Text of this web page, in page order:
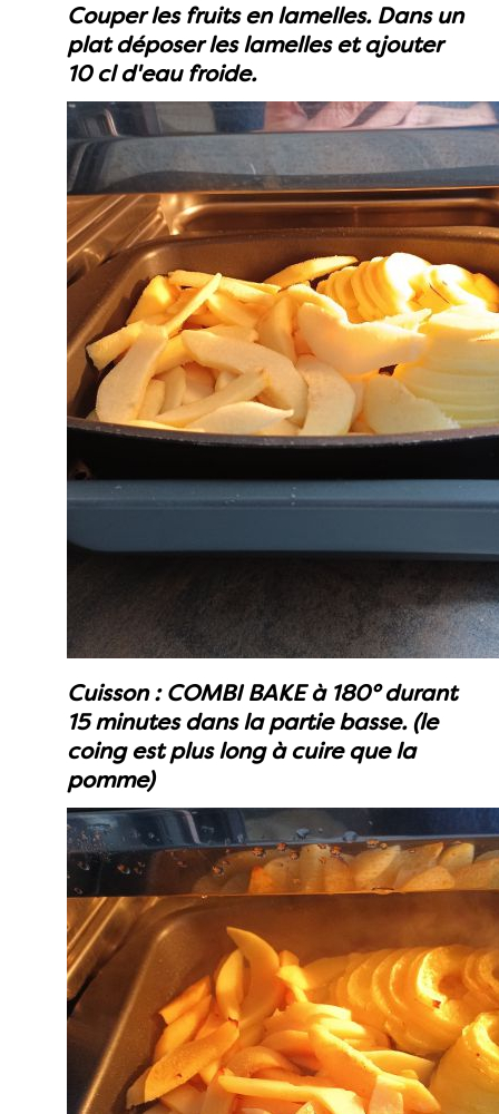
Couper les fruits en lamelles. Dans un
plat déposer les lamelles et ajouter
10 cl d'eau froide.
Cuisson : COMBI BAKE à 180° durant
15 minutes dans la partie basse. (le
coing est plus long à cuire que la
pomme)